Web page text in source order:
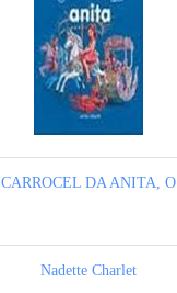
CARROCEL DA ANITA, O
Nadette Charlet